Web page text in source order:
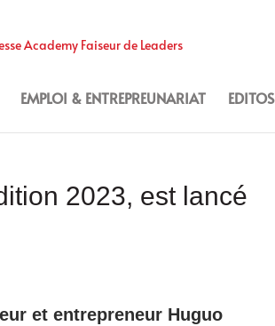
EMPLOI & ENTREPREUNARIAT EDITOS
2023, est lancé
et entrepreneur Huguo